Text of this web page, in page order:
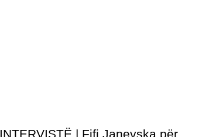
INTERVISTË | Fifi Janevska për